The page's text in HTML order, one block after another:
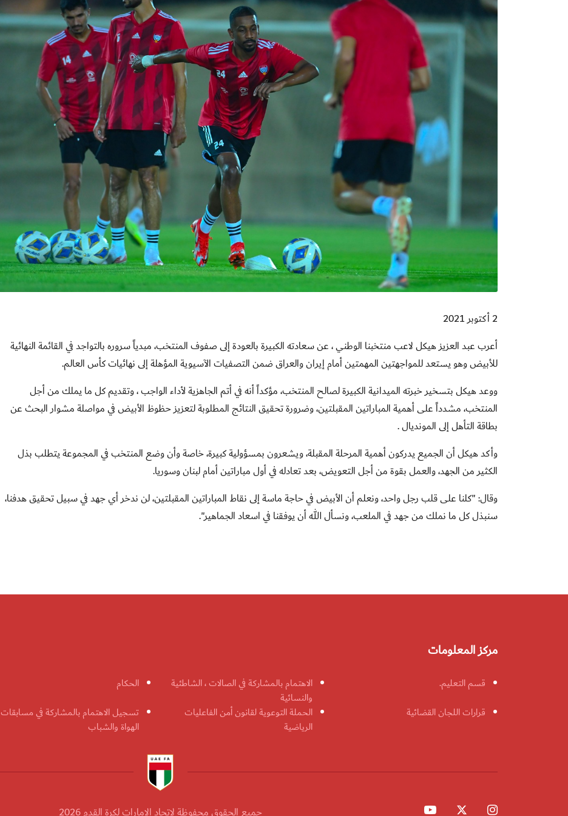
2 أكتوبر 2021
أعرب عبد العزيز هيكل لاعب منتخبنا الوطني ، عن سعادته الكبيرة بالعودة إلى صفوف المنتخب، مبدياً سروره بالتواجد في القائمة النهائية
للأبيض وهو يستعد للمواجهتين المهمتين أمام إيران والعراق ضمن التصفيات الآسيوية المؤهلة إلى نهائيات كأس العالم.
ووعد هيكل بتسخير خبرته الميدانية الكبيرة لصالح المنتخب، مؤكداً أنه في أتم الجاهزية لأداء الواجب ، وتقديم كل ما يملك من أجل
المنتخب، مشدداً على أهمية المباراتين المقبلتين، وضرورة تحقيق النتائج المطلوبة لتعزيز حظوظ الأبيض في مواصلة مشوار البحث عن
بطاقة التأهل إلى المونديال .
وأكد هيكل أن الجميع يدركون أهمية المرحلة المقبلة، ويشعرون بمسؤولية كبيرة، خاصة وأن وضع المنتخب في المجموعة يتطلب بذل
الكثير من الجهد، والعمل بقوة من أجل التعويض، بعد تعادله في أول مباراتين أمام لبنان وسوريا.
وقال: "كلنا على قلب رجل واحد، ونعلم أن الأبيض في حاجة ماسة إلى نقاط المباراتين المقبلتين، لن ندخر أي جهد في سبيل تحقيق هدفنا،
سنبذل كل ما نملك من جهد في الملعب، ونسأل الله أن يوفقنا في اسعاد الجماهير".
مركز المعلومات
قسم التعليم.
الاهتمام بالمشاركة في الصالات ، الشاطئية
والنسائية
الحكام
قرارات اللجان القضائية
الحملة التوعوية لقانون أمن الفاعليات
الرياضية
تسجيل الاهتمام بالمشاركة في مسابقات
الهواة والشباب
جميع الحقوق محفوظة لاتحاد الإمارات لكرة القدم 2026